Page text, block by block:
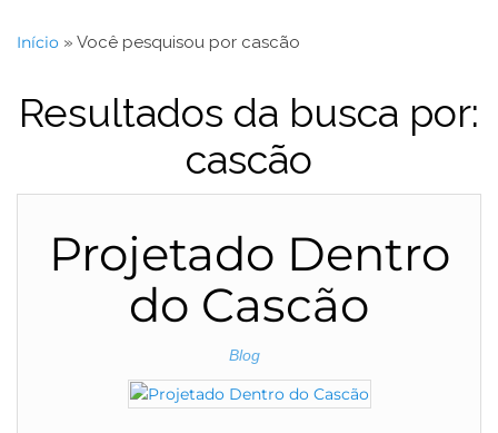
Início » Você pesquisou por cascão
Resultados da busca por:
cascão
Projetado Dentro
do Cascão
Blog